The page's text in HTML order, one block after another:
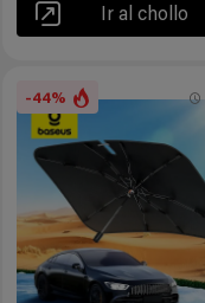
Ir al chollo
-44%